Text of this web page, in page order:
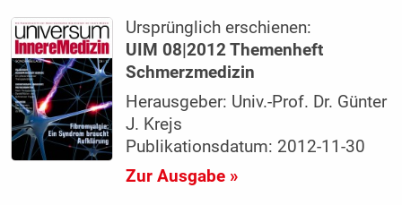
Ursprünglich erschienen:
UIM 08|2012 Themenheft
Schmerzmedizin
Herausgeber: Univ.-Prof. Dr. Günter
J. Krejs
Publikationsdatum: 2012-11-30
Zur Ausgabe »